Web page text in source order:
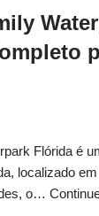
Flórida é
localizado
o…